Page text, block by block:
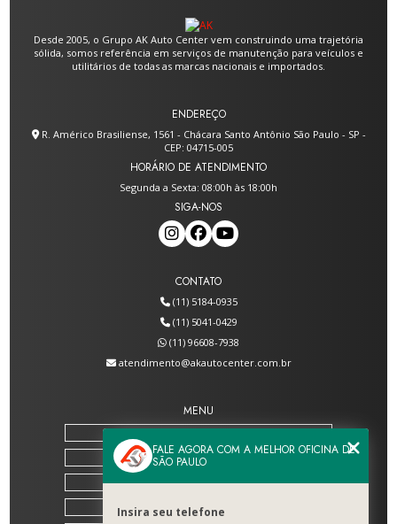
Desde 2005, o Grupo AK Auto Center vem construindo uma trajetória
sólida, somos referência em serviços de manutenção para veículos e
utilitários de todas as marcas nacionais e importados.
ENDEREÇO
R. Américo Brasiliense, 1561 - Chácara Santo Antônio São Paulo - SP -
CEP: 04715-005
HORÁRIO DE ATENDIMENTO
Segunda a Sexta: 08:00h às 18:00h
SIGA-NOS
CONTATO
(11) 5184-0935
(11) 5041-0429
(11) 96608-7938
atendimento@akautocenter.com.br
MENU
HOME
SOBRE NÓS
SERVIÇOS
BLOG
FALE AGORA COM A MELHOR OFICINA DE
SÃO PAULO
Insira seu telefone